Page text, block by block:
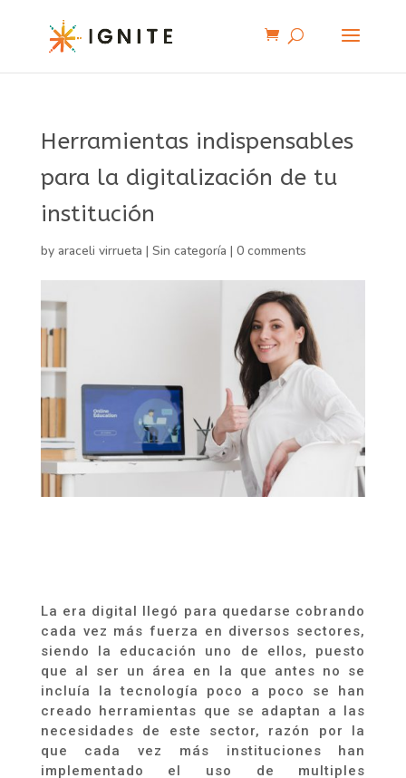
Herramientas indispensables
para la digitalización de tu
institución
by araceli virrueta | Sin categoría | 0 comments
La era digital llegó para quedarse cobrando
cada vez más fuerza en diversos sectores,
siendo la educación uno de ellos, puesto
que al ser un área en la que antes no se
incluía la tecnología poco a poco se han
creado herramientas que se adaptan a las
necesidades de este sector, razón por la
que cada vez más instituciones han
implementado el uso de multiples